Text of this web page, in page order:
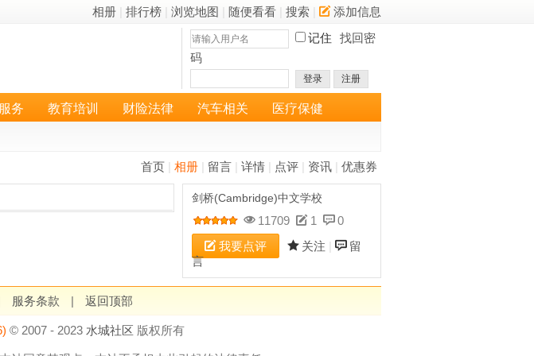
相册 排行榜 浏览地图 随便看看 搜索 添加信息
记住
找回密
码
登录 注册
务 教育培训 财险法律 汽车相关 医疗保健
首页 相册 留言 详情 点评 资讯 优惠券
剑桥(Cambridge)中文学校
11709 1
0
我要点评
关注
留
言
服务条款 | 返回顶部
© 2007 - 2023 水城社区 版权所有